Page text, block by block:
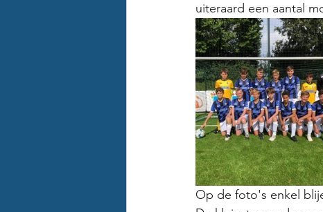
uiteraard een aantal
Op de foto's enkel